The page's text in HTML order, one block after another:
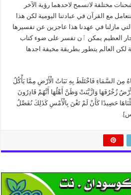
مختلفة لاتسمح لاحدهما رؤية الآخر
مع القرآن في عبادتنا اليومية لكن هذا
مازلنا في عهدنا هذا عاجزين عن تفسيرها
العظيم يمكن ٱن تفسر على ضوء كتاب
لكن العالم يتطور بطريقة مخيفة اجدها
مِنَ السَّمَاءِ فَاخْتَلَطَ بِهِ نَبَاتُ الْأَرْضِ مِمَّا يَأْكُلُ
زُخْرُفَهَا وَازَّيَّنَتْ وَظَنَّ أَهْلُهَا أَنَّهُمْ قَادِرُونَ
حَصِيدًا كَأَنْ لَمْ تَغْنَ بِالْأَمْسِ كَذَلِكَ نُفَصِّلُ